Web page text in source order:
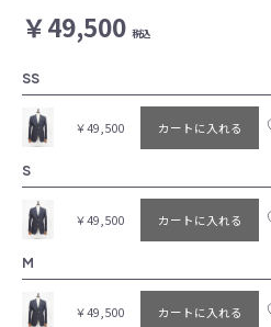
￥49,500 税込
SS
￥49,500 カートに入れる
S
￥49,500 カートに入れる
M
￥49,500 カートに入れる